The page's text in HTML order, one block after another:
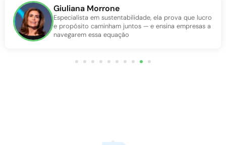
Giuliana Morrone
Especialista em sustentabilidade, ela prova que lucro
e propósito caminham juntos — e ensina empresas a
navegarem essa equação